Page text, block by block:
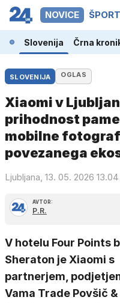
NOVICE ŠPORT
Slovenija Črna
SLOVENIJA OGLAS
Xiaomi v
prihodnost
mobilne
povezanega
Ljubljana, 13. 05. 2026 13.04
AVTOR:
P.R.
V hotelu Four Points
Sheraton je Xiaomi s
partnerjem,
Vama Trade Povšič &